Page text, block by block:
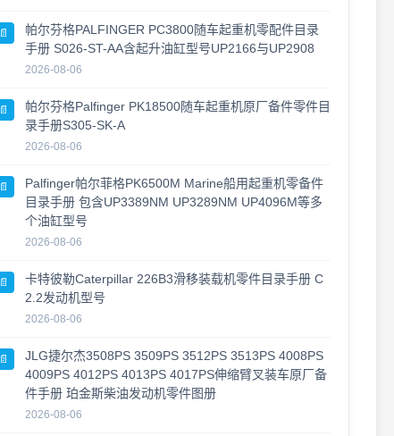
📄
帕尔芬格PALFINGER PC3800随车起重机零配件目录
手册 S026-ST-AA含起升油缸型号UP2166与UP2908
2026-08-06
📄
帕尔芬格Palfinger PK18500随车起重机原厂备件零件目
录手册S305-SK-A
2026-08-06
📄
Palfinger帕尔菲格PK6500M Marine船用起重机零备件
目录手册 包含UP3389NM UP3289NM UP4096M等多
个油缸型号
2026-08-06
📄
卡特彼勒Caterpillar 226B3滑移装载机零件目录手册 C
2.2发动机型号
2026-08-06
📄
JLG捷尔杰3508PS 3509PS 3512PS 3513PS 4008PS
4009PS 4012PS 4013PS 4017PS伸缩臂叉装车原厂备
件手册 珀金斯柴油发动机零件图册
2026-08-06